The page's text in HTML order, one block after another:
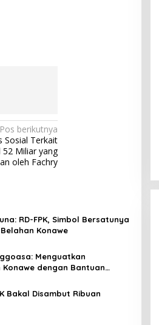
Pos berikutnya
Sosial Terkait
52 Miliar yang
oleh Fachry
RD-FPK, Simbol Bersatunya
Konawe
Menguatkan
dengan Bantuan
Bakal Disambut Ribuan